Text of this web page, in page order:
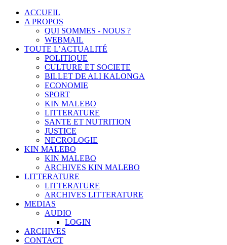
ACCUEIL
A PROPOS
QUI SOMMES - NOUS ?
WEBMAIL
TOUTE L’ACTUALITÉ
POLITIQUE
CULTURE ET SOCIETE
BILLET DE ALI KALONGA
ECONOMIE
SPORT
KIN MALEBO
LITTERATURE
SANTE ET NUTRITION
JUSTICE
NECROLOGIE
KIN MALEBO
KIN MALEBO
ARCHIVES KIN MALEBO
LITTERATURE
LITTERATURE
ARCHIVES LITTERATURE
MEDIAS
AUDIO
LOGIN
ARCHIVES
CONTACT